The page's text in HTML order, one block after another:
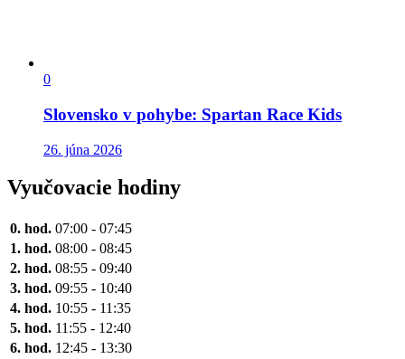
0
Slovensko v pohybe: Spartan Race Kids
26. júna 2026
Vyučovacie hodiny
0. hod. 07:00 - 07:45
1. hod. 08:00 - 08:45
2. hod. 08:55 - 09:40
3. hod. 09:55 - 10:40
4. hod. 10:55 - 11:35
5. hod. 11:55 - 12:40
6. hod. 12:45 - 13:30